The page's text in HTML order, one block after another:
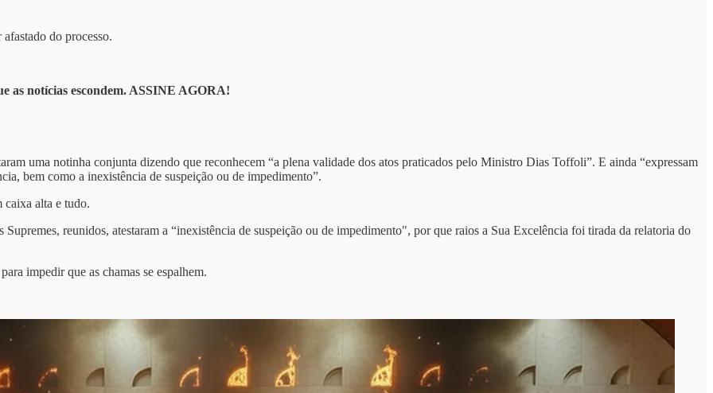
do processo.
as notícias escondem. ASSINE AGORA!
uma notinha conjunta dizendo que reconhecem “a plena validade dos atos praticados pelo Ministro Dias Toffoli”. E ainda “expressam
bem como a inexistência de suspeição ou de impedimento”.
alta e tudo.
reunidos, atestaram a “inexistência de suspeição ou de impedimento", por que raios a Sua Excelência foi tirada da relatoria do
impedir que as chamas se espalhem.